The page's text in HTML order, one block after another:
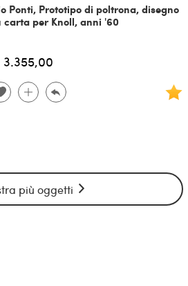
Ponti, Prototipo di poltrona, disegno
carta per Knoll, anni '60
più oggetti